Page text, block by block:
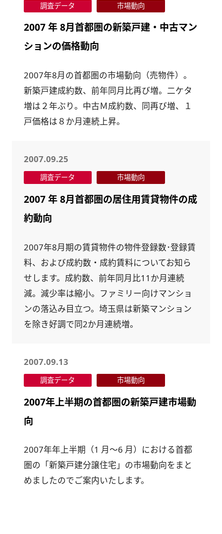
調査データ 市場動向
2007 年 8月首都圏の新築戸建・中古マン
ションの価格動向
2007年8月の首都圏の市場動向（売物件）。
新築戸建成約数、前年同月比再び増。二ケタ
増は２年ぶり。中古Ｍ成約数、同再び増、１
戸価格は８か月連続上昇。
2007.09.25
調査データ 市場動向
2007 年 8月首都圏の居住用賃貸物件の成
約動向
2007年8月期の賃貸物件の物件登録数･登録賃
料、および成約数・成約賃料についてお知ら
せします。成約数、前年同月比11か月連続
減。減少率は縮小。ファミリー向けマンショ
ンの落込み目立つ。埼玉県は新築マンション
を除き好調で同2か月連続増。
2007.09.13
調査データ 市場動向
2007年上半期の首都圏の新築戸建市場動
向
2007年年上半期（1 月～6 月）における首都
圏の「新築戸建分譲住宅」の市場動向をまと
めましたのでご案内いたします。